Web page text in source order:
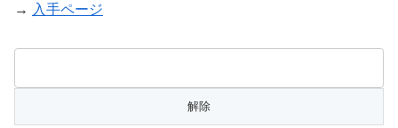
→ 入手ページ